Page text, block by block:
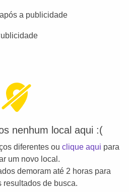
a publicidade
nenhum local aqui :(
diferentes ou clique aqui para
um novo local.
demoram até 2 horas para
resultados de busca.